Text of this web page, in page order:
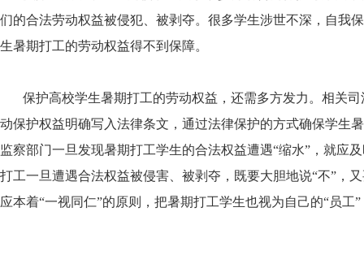
们的合法劳动权益被侵犯、被剥夺。很多学生涉世不深，自我
生暑期打工的劳动权益得不到保障。
保护高校学生暑期打工的劳动权益，还需多方发力。相关司
动保护权益明确写入法律条文，通过法律保护的方式确保学生
监察部门一旦发现暑期打工学生的合法权益遭遇“缩水”，就应
打工一旦遭遇合法权益被侵害、被剥夺，既要大胆地说“不”，
应本着“一视同仁”的原则，把暑期打工学生也视为自己的“员工